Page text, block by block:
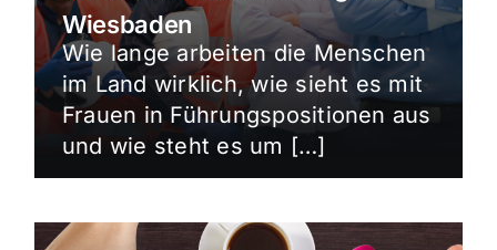
Wiesbaden
Wie lange arbeiten die Menschen
im Land wirklich, wie sieht es mit
Frauen in Führungspositionen aus
und wie steht es um […]